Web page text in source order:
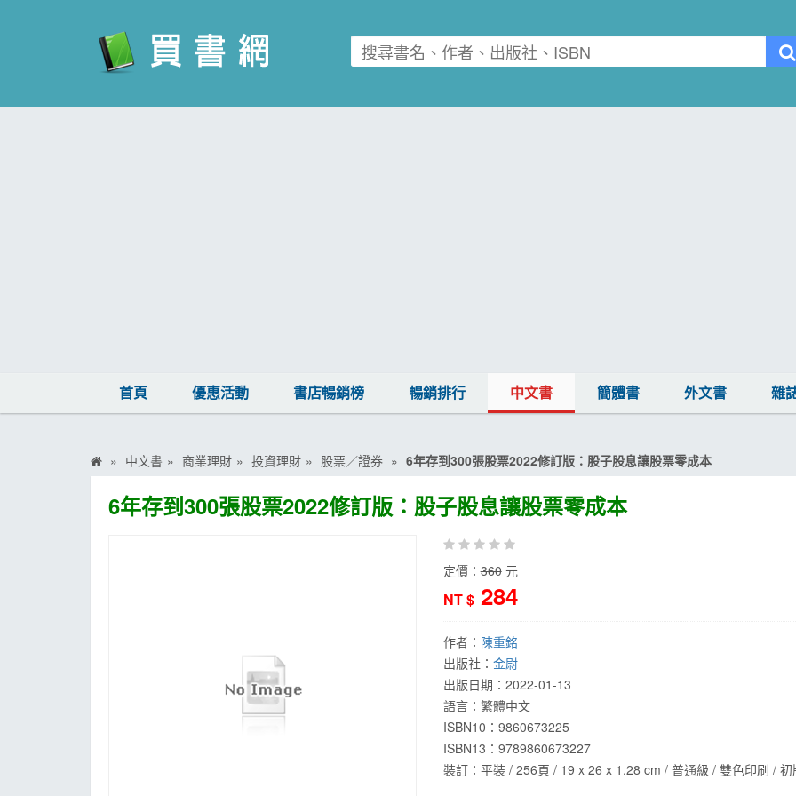
首頁 優惠活動 書店暢銷榜 暢銷排行 中文書 簡體書 外文書 雜
中文書 商業理財 投資理財 股票／證券 6年存到300張股票2022修訂版：股子股息讓股票零成本
6年存到300張股票2022修訂版：股子股息讓股票零成本
定價：360元
NT $284
作者： 陳重銘
出版社： 金尉
出版日期： 2022-01-13
語言： 繁體中文
ISBN10：9860673225
ISBN13： 9789860673227
裝訂：平裝 / 256頁 / 19 x 26 x 1.28 cm / 普通級 / 雙色印刷 / 初
MOOK